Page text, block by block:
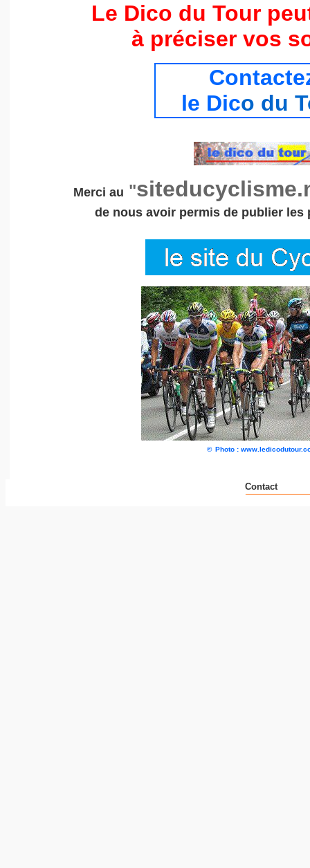
Le Dico du Tour
à préciser vos
le Dico du
Merci au "
de nous avoir permis de publier les
© Photo :
Contact